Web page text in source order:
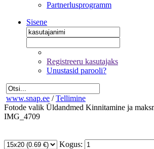
Partnerlusprogramm
Sisene
Registreeru kasutajaks
Unustasid parooli?
www.snap.ee / Tellimine
Fotode valik Üldandmed Kinnitamine ja
IMG_4709
Kogus: